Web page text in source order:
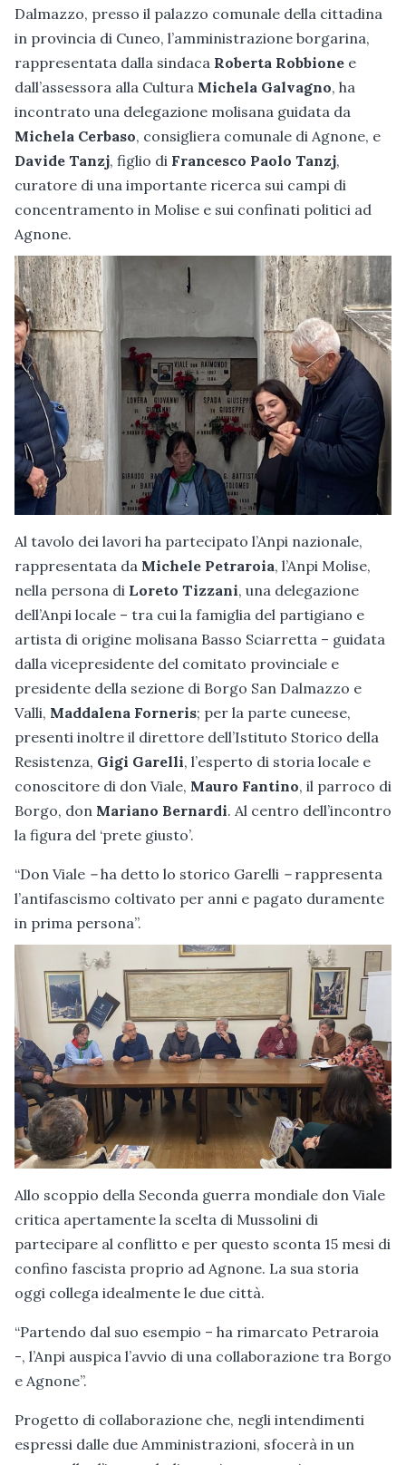
Dalmazzo, presso il palazzo comunale della cittadina
in provincia di Cuneo, l’amministrazione borgarina,
rappresentata dalla sindaca Roberta Robbione e
dall’assessora alla Cultura Michela Galvagno, ha
incontrato una delegazione molisana guidata da
Michela Cerbaso, consigliera comunale di Agnone, e
Davide Tanzj, figlio di Francesco Paolo Tanzj,
curatore di una importante ricerca sui campi di
concentramento in Molise e sui confinati politici ad
Agnone.
Al tavolo dei lavori ha partecipato l’Anpi nazionale,
rappresentata da Michele Petraroia, l’Anpi Molise,
nella persona di Loreto Tizzani, una delegazione
dell’Anpi locale – tra cui la famiglia del partigiano e
artista di origine molisana Basso Sciarretta – guidata
dalla vicepresidente del comitato provinciale e
presidente della sezione di Borgo San Dalmazzo e
Valli, Maddalena Forneris; per la parte cuneese,
presenti inoltre il direttore dell’Istituto Storico della
Resistenza, Gigi Garelli, l’esperto di storia locale e
conoscitore di don Viale, Mauro Fantino, il parroco di
Borgo, don Mariano Bernardi. Al centro dell’incontro
la figura del ‘prete giusto’.
“Don Viale –ha detto lo storico Garelli – rappresenta
l’antifascismo coltivato per anni e pagato duramente
in prima persona”.
Allo scoppio della Seconda guerra mondiale don Viale
critica apertamente la scelta di Mussolini di
partecipare al conflitto e per questo sconta 15 mesi di
confino fascista proprio ad Agnone. La sua storia
oggi collega idealmente le due città.
“Partendo dal suo esempio – ha rimarcato Petraroia
-, l’Anpi auspica l’avvio di una collaborazione tra Borgo
e Agnone”.
Progetto di collaborazione che, negli intendimenti
espressi dalle due Amministrazioni, sfocerà in un